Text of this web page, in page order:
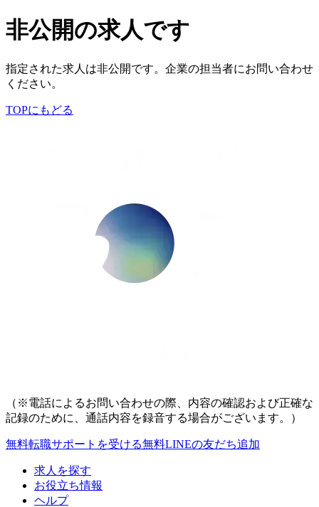
非公開の求人です
指定された求人は非公開です。企業の担当者にお問い合わせ
ください。
TOPにもどる
（※電話によるお問い合わせの際、内容の確認および正確な
記録のために、通話内容を録音する場合がございます。）
無料転職サポートを受ける無料LINEの友だち追加
求人を探す
お役立ち情報
ヘルプ